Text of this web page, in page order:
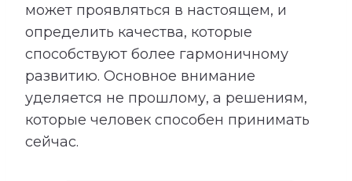
может проявляться в настоящем, и
определить качества, которые
способствуют более гармоничному
развитию. Основное внимание
уделяется не прошлому, а решениям,
которые человек способен принимать
сейчас.